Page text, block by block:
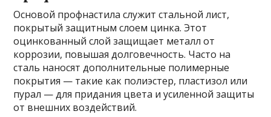
Основой профнастила служит стальной лист,
покрытый защитным слоем цинка. Этот
оцинкованный слой защищает металл от
коррозии, повышая долговечность. Часто на
сталь наносят дополнительные полимерные
покрытия — такие как полиэстер, пластизол или
пурал — для придания цвета и усиленной защиты
от внешних воздействий.